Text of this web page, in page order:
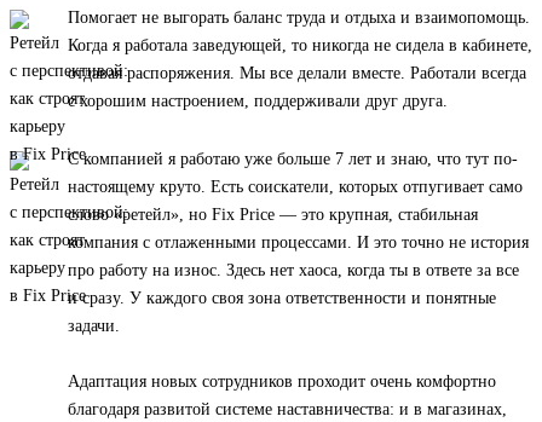
Помогает не выгорать баланс труда и отдыха и взаимопомощь.
Когда я работала заведующей, то никогда не сидела в кабинете,
отдавая распоряжения. Мы все делали вместе. Работали всегда
с хорошим настроением, поддерживали друг друга.
С компанией я работаю уже больше 7 лет и знаю, что тут по-
настоящему круто. Есть соискатели, которых отпугивает само
слово «ретейл», но Fix Price — это крупная, стабильная
компания с отлаженными процессами. И это точно не история
про работу на износ. Здесь нет хаоса, когда ты в ответе за все
и сразу. У каждого своя зона ответственности и понятные
задачи.
Адаптация новых сотрудников проходит очень комфортно
благодаря развитой системе наставничества: и в магазинах,